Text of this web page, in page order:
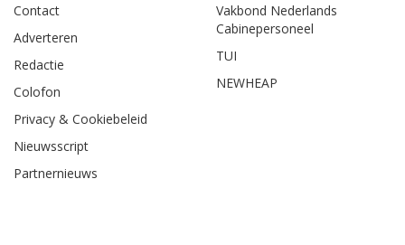
Contact
Adverteren
Redactie
Colofon
Privacy & Cookiebeleid
Nieuwsscript
Partnernieuws
Vakbond Nederlands
Cabinepersoneel
TUI
NEWHEAP